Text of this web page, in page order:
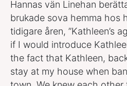
Hannas vän Linehan
brukade sova hemma hos
tidigare åren, ”Kathleen’s
if I would introduce
the fact that Kathleen,
stay at my house when